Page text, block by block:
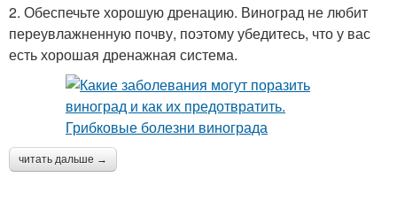
2. Обеспечьте хорошую дренацию. Виноград не любит
переувлажненную почву, поэтому убедитесь, что у вас
есть хорошая дренажная система.
читать дальше →